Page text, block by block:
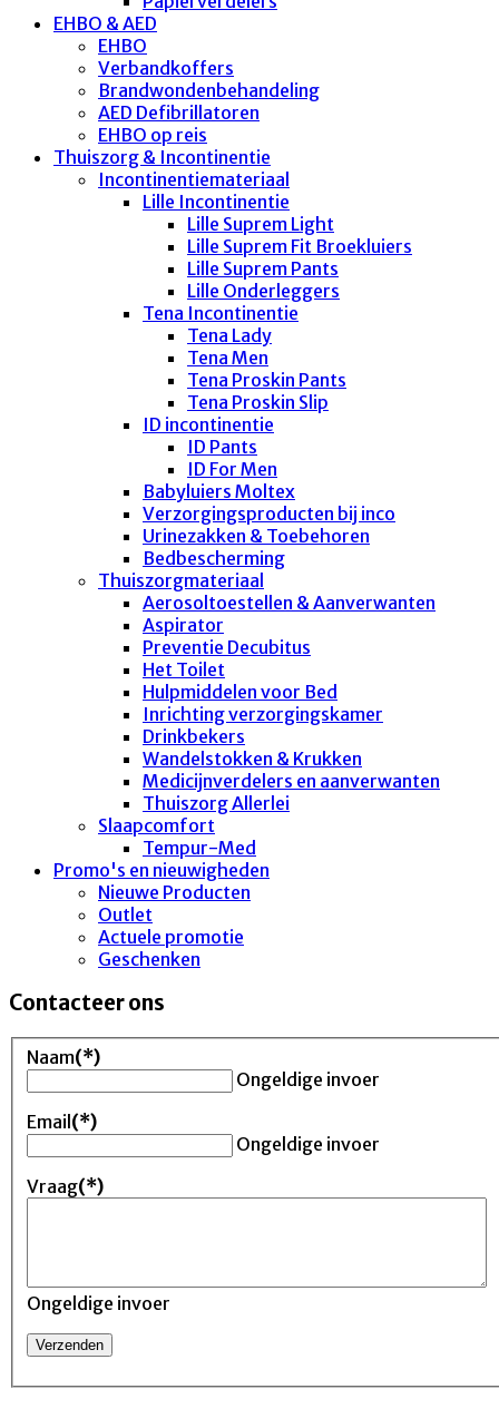
EHBO & AED
EHBO
Verbandkoffers
Brandwondenbehandeling
AED Defibrillatoren
EHBO op reis
Thuiszorg & Incontinentie
Incontinentiemateriaal
Lille Incontinentie
Lille Suprem Light
Lille Suprem Fit Broekluiers
Lille Suprem Pants
Lille Onderleggers
Tena Incontinentie
Tena Lady
Tena Men
Tena Proskin Pants
Tena Proskin Slip
ID incontinentie
ID Pants
ID For Men
Babyluiers Moltex
Verzorgingsproducten bij inco
Urinezakken & Toebehoren
Bedbescherming
Thuiszorgmateriaal
Aerosoltoestellen & Aanverwanten
Aspirator
Preventie Decubitus
Het Toilet
Hulpmiddelen voor Bed
Inrichting verzorgingskamer
Drinkbekers
Wandelstokken & Krukken
Medicijnverdelers en aanverwanten
Thuiszorg Allerlei
Slaapcomfort
Tempur-Med
Promo's en nieuwigheden
Nieuwe Producten
Outlet
Actuele promotie
Geschenken
Contacteer ons
Naam(*)
Ongeldige invoer
Email(*)
Ongeldige invoer
Vraag(*)
Ongeldige invoer